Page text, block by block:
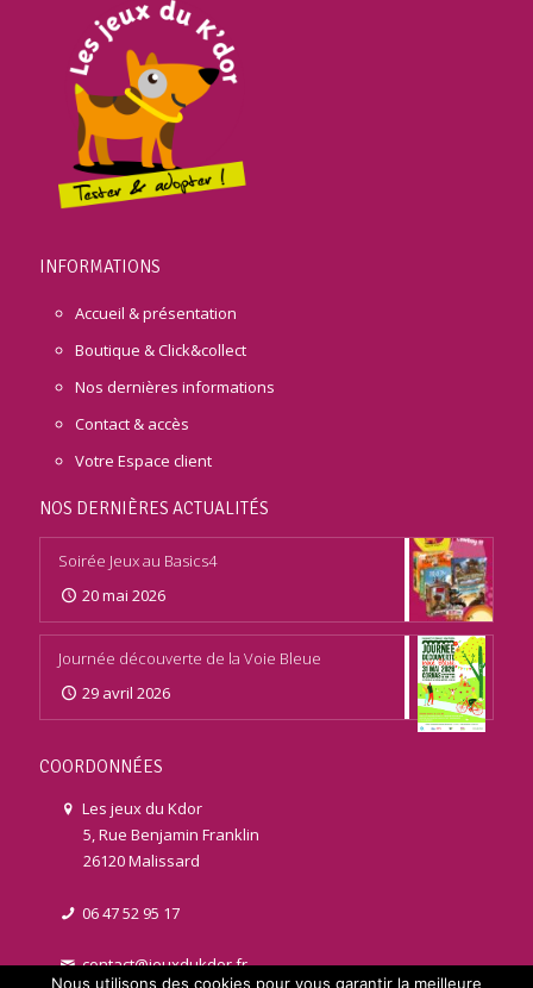
INFORMATIONS
Accueil & présentation
Boutique & Click&collect
Nos dernières informations
Contact & accès
Votre Espace client
NOS DERNIÈRES ACTUALITÉS
Soirée Jeux au Basics4
20 mai 2026
Journée découverte de la Voie Bleue
29 avril 2026
COORDONNÉES
Les jeux du Kdor
5, Rue Benjamin Franklin
26120 Malissard
06 47 52 95 17
contact@jeuxdukdor.fr
Nous utilisons des cookies pour vous garantir la meilleure